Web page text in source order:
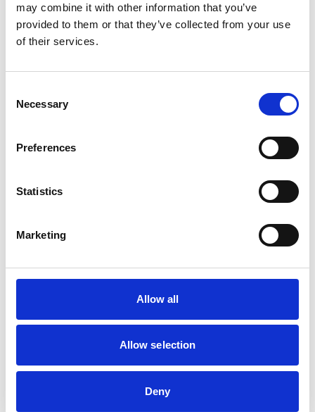
may combine it with other information that you’ve
provided to them or that they’ve collected from your use
of their services.
Selection
Necessary
Preferences
Statistics
Marketing
Allow all
Allow selection
Deny
Niet op voorraad
Voor 15:00 besteld,
In winkelwagen
Hundos Lade blok 100x95x33
€620,00
Hundos Lade blok 100x110x33